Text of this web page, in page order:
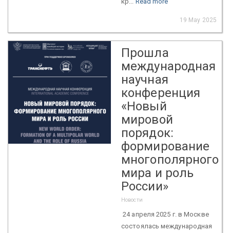
19 May 2025
Прошла
международная
научная
конференция
«Новый
мировой
порядок:
формирование
многополярного
мира и роль
России»
Новости
24 апреля 2025 г. в Москве
состоялась международная